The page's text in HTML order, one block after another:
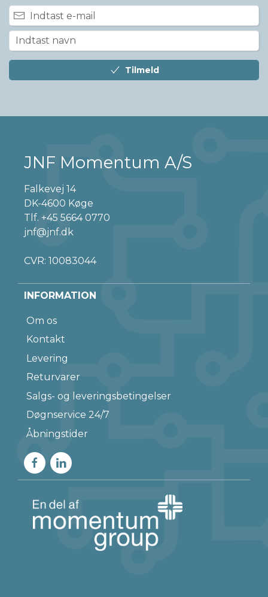
Tilmeld
JNF Momentum A/S
Falkevej 14
DK-4600 Køge
Tlf. +45 5664 0770
jnf@jnf.dk
CVR: 10083044
INFORMATION
Om os
Kontakt
Levering
Returvarer
Salgs- og leveringsbetingelser
Døgnservice 24/7
Åbningstider